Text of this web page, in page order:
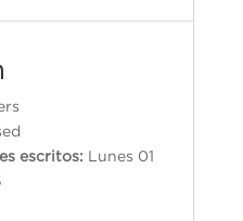
escritos: Lunes 01
de 2025